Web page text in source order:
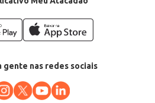
gente nas redes sociais